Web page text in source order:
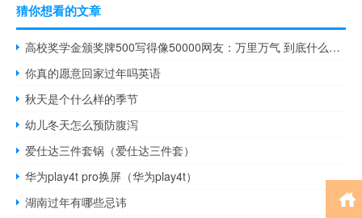
猜你想看的文章
高校奖学金颁奖牌500写得像50000网友：万里万气 到底什么情况呢
你真的愿意回家过年吗英语
秋天是个什么样的季节
幼儿冬天怎么预防腹泻
爱仕达三件套锅（爱仕达三件套）
华为play4t pro换屏（华为play4t）
湖南过年有哪些忌讳